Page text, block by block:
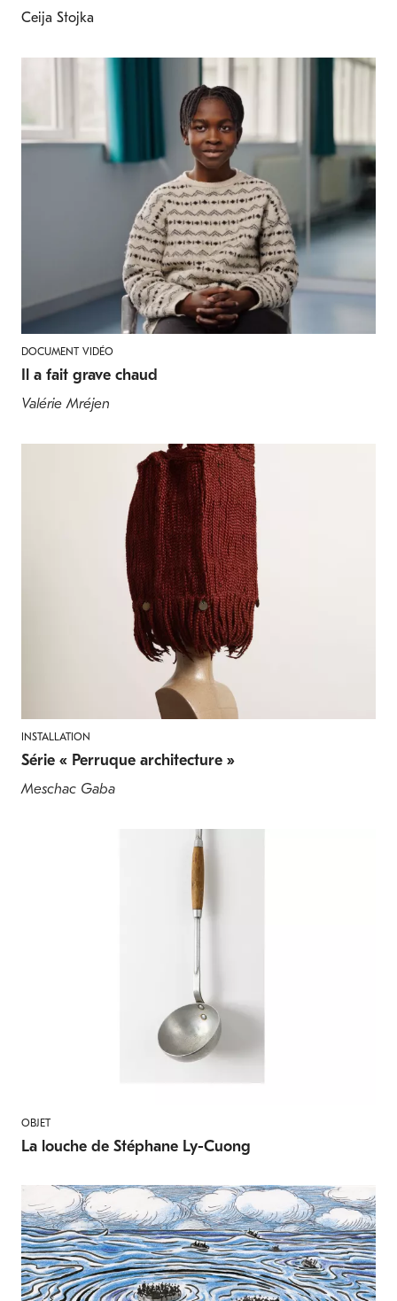
Ceija Stojka
DOCUMENT VIDÉO
Il a fait grave chaud
Valérie Mréjen
INSTALLATION
Série « Perruque architecture »
Meschac Gaba
OBJET
La louche de Stéphane Ly-Cuong